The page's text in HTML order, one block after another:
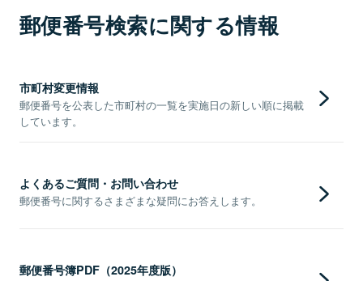
郵便番号検索に関する情報
市町村変更情報
郵便番号を公表した市町村の一覧を実施日の新しい順に掲載
しています。
よくあるご質問・お問い合わせ
郵便番号に関するさまざまな疑問にお答えします。
郵便番号簿PDF（2025年度版）